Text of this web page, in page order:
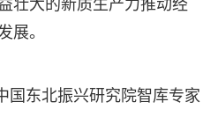
壮大的新质生产力推动经
展。
国东北振兴研究院智库专家